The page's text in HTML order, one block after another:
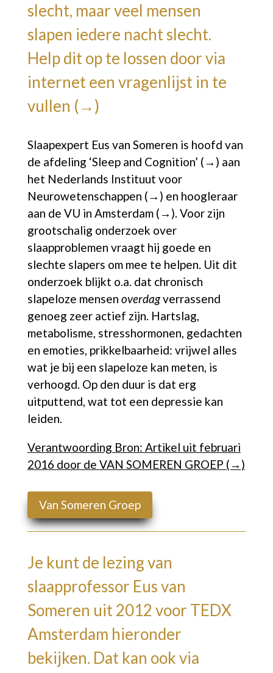
slecht, maar veel mensen
slapen iedere nacht slecht.
Help dit op te lossen door via
internet een vragenlijst in te
vullen (→)
Slaapexpert Eus van Someren is hoofd van
de afdeling ‘Sleep and Cognition’ (→) aan
het Nederlands Instituut voor
Neurowetenschappen (→) en hoogleraar
aan de VU in Amsterdam (→). Voor zijn
grootschalig onderzoek over
slaapproblemen vraagt hij goede en
slechte slapers om mee te helpen. Uit dit
onderzoek blijkt o.a. dat chronisch
slapeloze mensen overdagverrassend
genoeg zeer actief zijn. Hartslag,
metabolisme, stresshormonen, gedachten
en emoties, prikkelbaarheid: vrijwel alles
wat je bij een slapeloze kan meten, is
verhoogd. Op den duur is dat erg
uitputtend, wat tot een depressie kan
leiden.
Verantwoording Bron: Artikel uit februari
2016 door de VAN SOMEREN GROEP (→)
Van Someren Groep
Je kunt de lezing van
slaapprofessor Eus van
Someren uit 2012 voor TEDX
Amsterdam hieronder
bekijken. Dat kan ook via